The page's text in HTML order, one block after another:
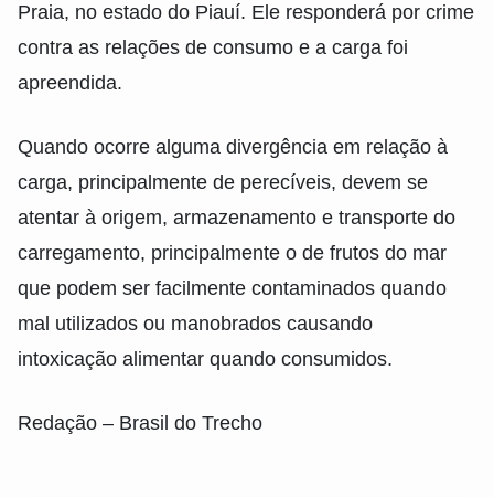
Praia, no estado do Piauí. Ele responderá por crime
contra as relações de consumo e a carga foi
apreendida.
Quando ocorre alguma divergência em relação à
carga, principalmente de perecíveis, devem se
atentar à origem, armazenamento e transporte do
carregamento, principalmente o de frutos do mar
que podem ser facilmente contaminados quando
mal utilizados ou manobrados causando
intoxicação alimentar quando consumidos.
Redação – Brasil do Trecho